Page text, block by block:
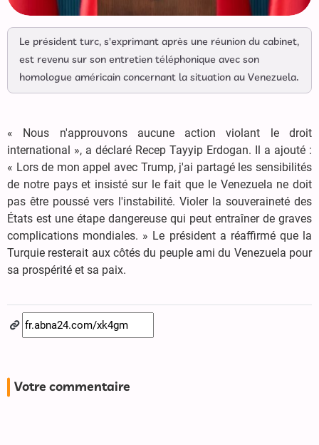
Le président turc, s'exprimant après une réunion du cabinet,
est revenu sur son entretien téléphonique avec son
homologue américain concernant la situation au Venezuela.
« Nous n'approuvons aucune action violant le droit
international », a déclaré Recep Tayyip Erdogan. Il a ajouté :
« Lors de mon appel avec Trump, j'ai partagé les sensibilités
de notre pays et insisté sur le fait que le Venezuela ne doit
pas être poussé vers l'instabilité. Violer la souveraineté des
États est une étape dangereuse qui peut entraîner de graves
complications mondiales. » Le président a réaffirmé que la
Turquie resterait aux côtés du peuple ami du Venezuela pour
sa prospérité et sa paix.
Votre commentaire